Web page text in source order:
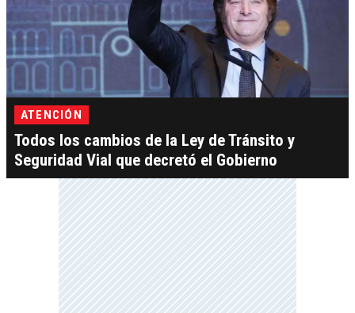
ATENCIÓN
Todos los cambios de la Ley de Tránsito y
Seguridad Vial que decretó el Gobierno